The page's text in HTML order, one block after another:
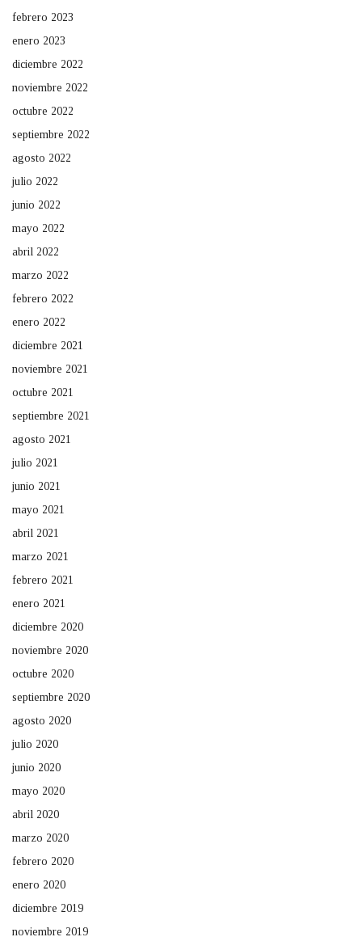
febrero 2023
enero 2023
diciembre 2022
noviembre 2022
octubre 2022
septiembre 2022
agosto 2022
julio 2022
junio 2022
mayo 2022
abril 2022
marzo 2022
febrero 2022
enero 2022
diciembre 2021
noviembre 2021
octubre 2021
septiembre 2021
agosto 2021
julio 2021
junio 2021
mayo 2021
abril 2021
marzo 2021
febrero 2021
enero 2021
diciembre 2020
noviembre 2020
octubre 2020
septiembre 2020
agosto 2020
julio 2020
junio 2020
mayo 2020
abril 2020
marzo 2020
febrero 2020
enero 2020
diciembre 2019
noviembre 2019